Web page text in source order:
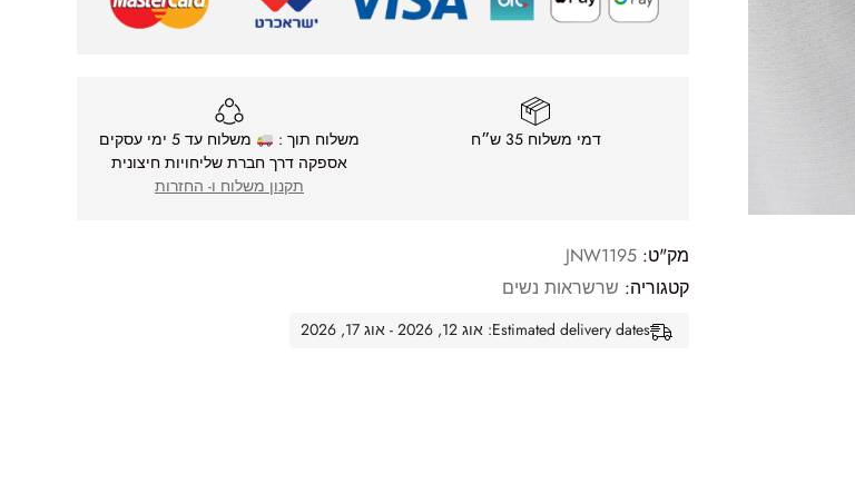
דמי משלוח 35 ש״ח משלוח תוך :
משלוח עד 5 ימי עסקים
אספקה דרך חברת שליחויות חיצונית
תקנון משלוח ו- החזרות
מק"ט:JNW1195
קטגוריה: שרשראות נשים
Estimated delivery dates: אוג 12, 2026 - אוג 17, 2026